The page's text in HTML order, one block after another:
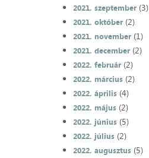
2021. szeptember(3)
2021. október(2)
2021. november(1)
2021. december(2)
2022. február(2)
2022. március(2)
2022. április(4)
2022. május(2)
2022. június(5)
2022. július(2)
2022. augusztus(5)